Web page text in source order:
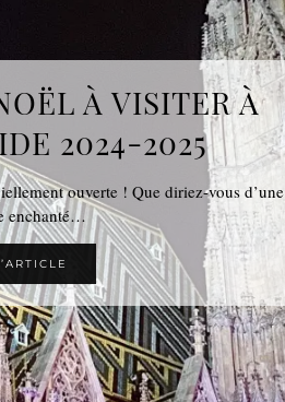
À VISITER À
2024-2025
ouverte ! Que diriez-vous d’une
enchanté…